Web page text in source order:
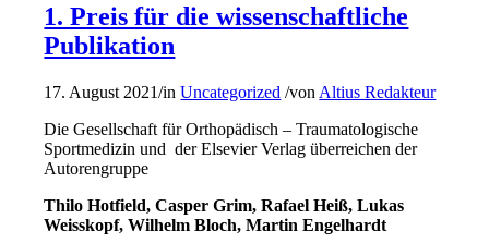
1. Preis für die wissenschaftliche
Publikation
17. August 2021/inUncategorized /von Altius Redakteur
Die Gesellschaft für Orthopädisch – Traumatologische
Sportmedizin und der Elsevier Verlag überreichen der
Autorengruppe
Thilo Hotfield, Casper Grim, Rafael Heiß, Lukas
Weisskopf, Wilhelm Bloch, Martin Engelhardt